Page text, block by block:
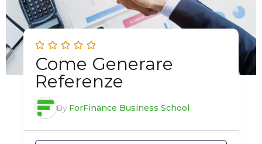
Come Generare
Referenze
By ForFinance Business School